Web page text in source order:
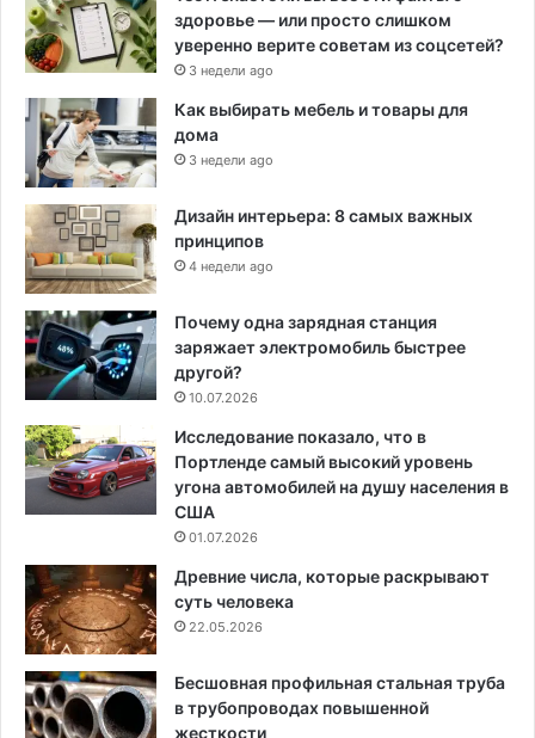
здоровье — или просто слишком
уверенно верите советам из соцсетей?
3 недели ago
Как выбирать мебель и товары для
дома
3 недели ago
Дизайн интерьера: 8 самых важных
принципов
4 недели ago
Почему одна зарядная станция
заряжает электромобиль быстрее
другой?
10.07.2026
Исследование показало, что в
Портленде самый высокий уровень
угона автомобилей на душу населения в
США
01.07.2026
Древние числа, которые раскрывают
суть человека
22.05.2026
Бесшовная профильная стальная труба
в трубопроводах повышенной
жесткости